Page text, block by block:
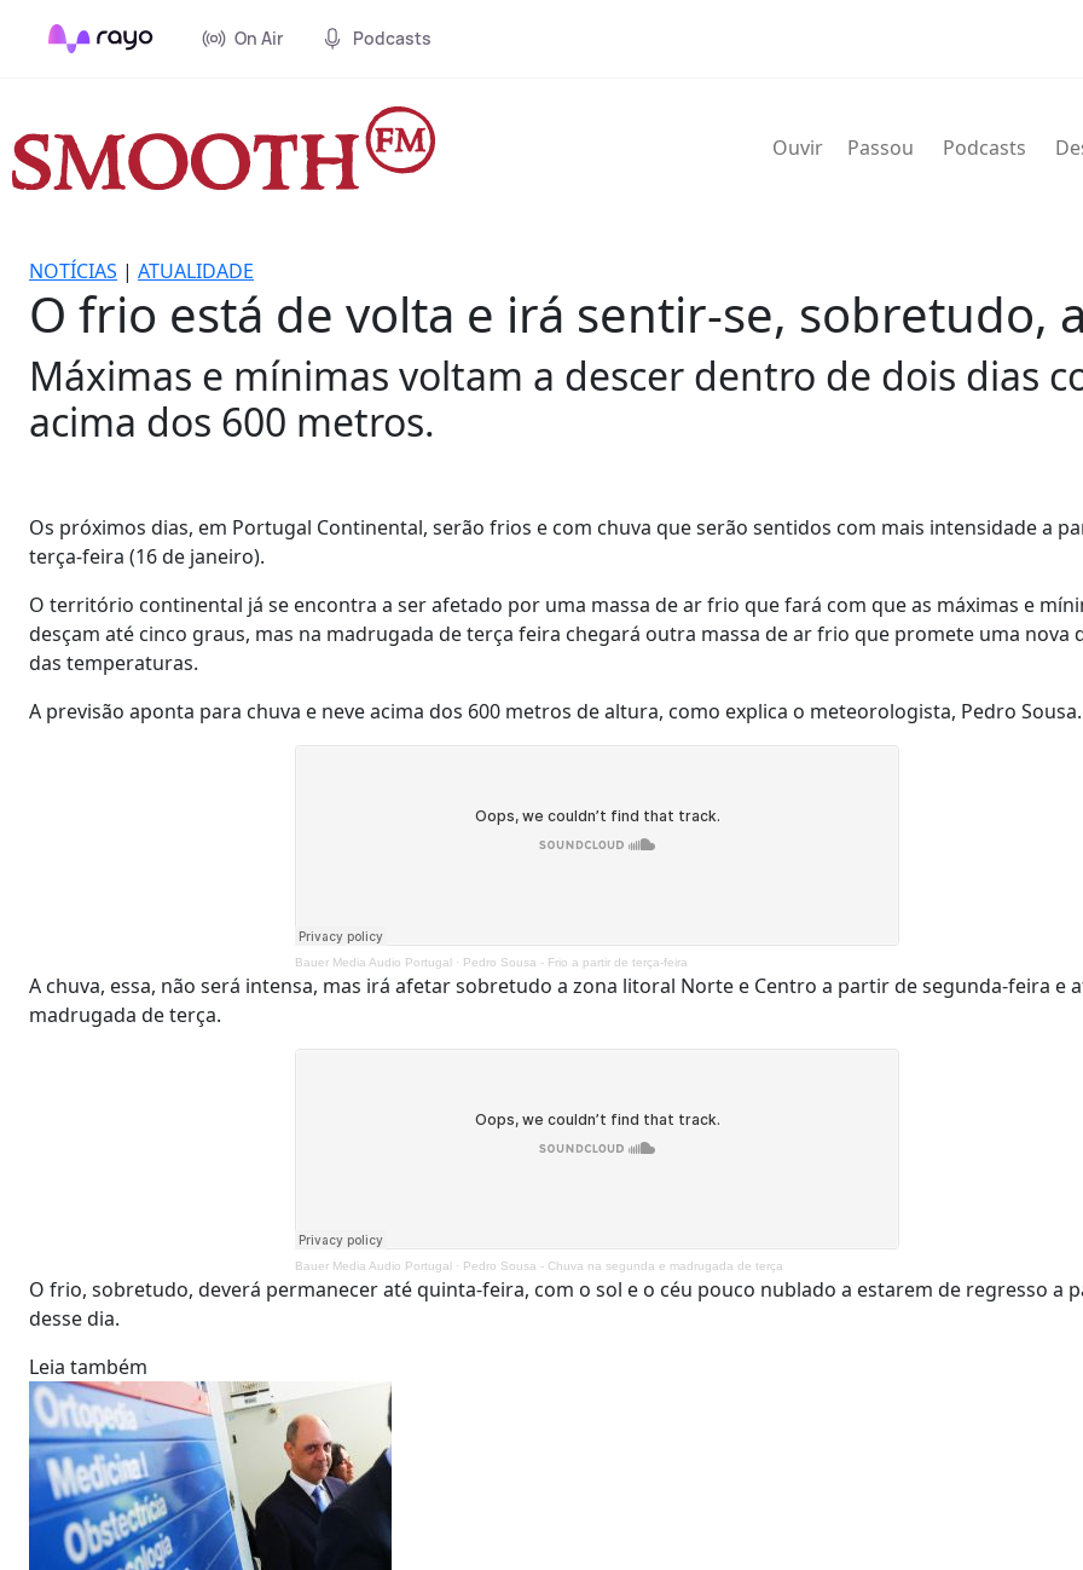
On Air Podcasts
Ouvir Passou Podcasts
NOTÍCIAS | ATUALIDADE
O frio está de volta e irá sentir-se, sobretudo,
Máximas e mínimas voltam a descer dentro de dois dias
acima dos 600 metros.
Os próximos dias, em Portugal Continental, serão frios e com chuva que serão sentidos com mais intensidade a
terça-feira (16 de janeiro).
O território continental já se encontra a ser afetado por uma massa de ar frio que fará com que as máximas e
desçam até cinco graus, mas na madrugada de terça feira chegará outra massa de ar frio que promete uma nova
das temperaturas.
A previsão aponta para chuva e neve acima dos 600 metros de altura, como explica o meteorologista, Pedro Sousa.
Bauer Media Audio Portugal· Pedro Sousa - Frio a partir de terça-feira
A chuva, essa, não será intensa, mas irá afetar sobretudo a zona litoral Norte e Centro a partir de segunda-feira e
madrugada de terça.
Bauer Media Audio Portugal· Pedro Sousa - Chuva na segunda e madrugada de terça
O frio, sobretudo, deverá permanecer até quinta-feira, com o sol e o céu pouco nublado a estarem de regresso a
desse dia.
Leia também